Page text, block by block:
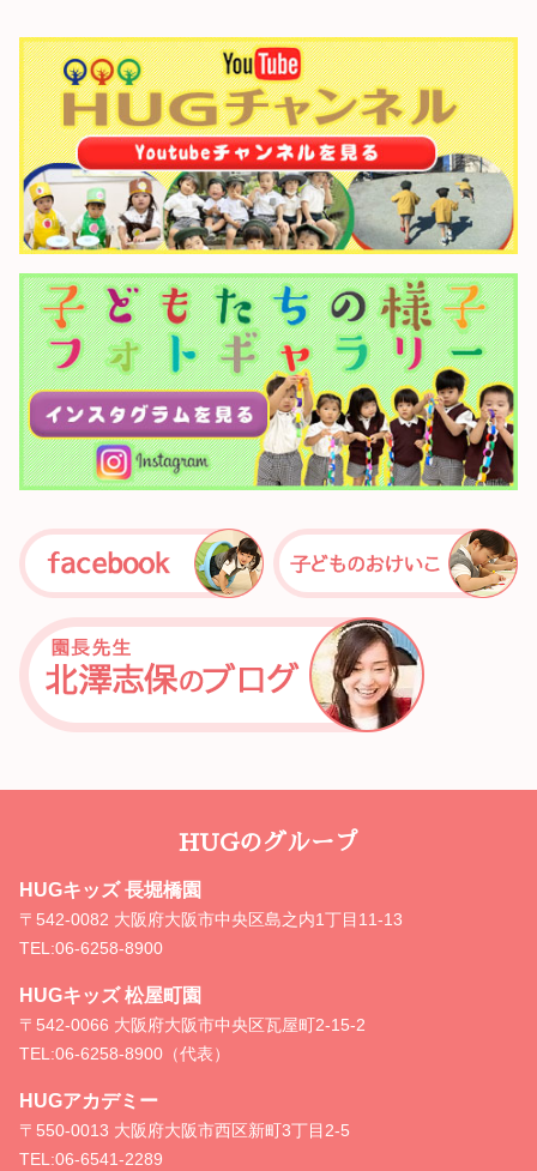
HUGのグループ
HUGキッズ 長堀橋園
〒542-0082 大阪府大阪市中央区島之内1丁目11-13
TEL:06-6258-8900
HUGキッズ 松屋町園
〒542-0066 大阪府大阪市中央区瓦屋町2-15-2
TEL:06-6258-8900（代表）
HUGアカデミー
〒550-0013 大阪府大阪市西区新町3丁目2-5
TEL:06-6541-2289